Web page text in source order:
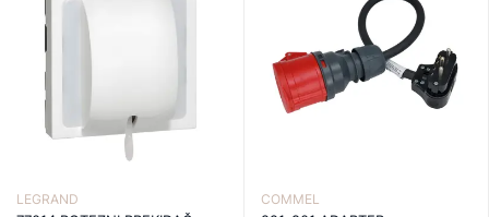
LEGRAND COMMEL